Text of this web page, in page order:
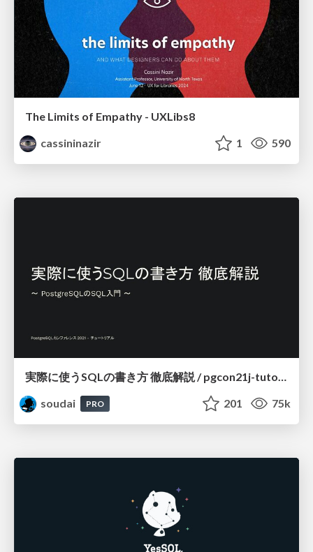
The Limits of Empathy - UXLibs8
cassininazir
1 590
soudai
PRO 201 75k